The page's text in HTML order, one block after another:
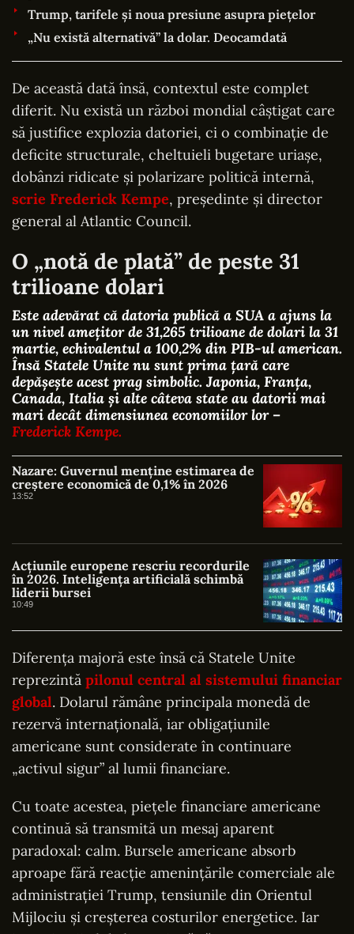
Trump, tarifele și noua presiune asupra piețelor
„Nu există alternativă” la dolar. Deocamdată
De această dată însă, contextul este complet
diferit. Nu există un război mondial câștigat care
să justifice explozia datoriei, ci o combinație de
deficite structurale, cheltuieli bugetare uriașe,
dobânzi ridicate și polarizare politică internă,
scrie Frederick Kempe, președinte și director
general al Atlantic Council.
O „notă de plată” de peste 31
trilioane dolari
Este adevărat că datoria publică a SUA a ajuns la
un nivel amețitor de 31,265 trilioane de dolari la 31
martie, echivalentul a 100,2% din PIB-ul american.
Însă Statele Unite nu sunt prima țară care
depășește acest prag simbolic. Japonia, Franța,
Canada, Italia și alte câteva state au datorii mai
mari decât dimensiunea economiilor lor –
Frederick Kempe.
Nazare: Guvernul menține estimarea de
creștere economică de 0,1% în 2026
13:52
Acțiunile europene rescriu recordurile
în 2026. Inteligența artificială schimbă
liderii bursei
10:49
Diferența majoră este însă că Statele Unite
reprezintă pilonul central al sistemului financiar
global. Dolarul rămâne principala monedă de
rezervă internațională, iar obligațiunile
americane sunt considerate în continuare
„activul sigur” al lumii financiare.
Cu toate acestea, piețele financiare americane
continuă să transmită un mesaj aparent
paradoxal: calm. Bursele americane absorb
aproape fără reacție amenințările comerciale ale
administrației Trump, tensiunile din Orientul
Mijlociu și creșterea costurilor energetice. Iar